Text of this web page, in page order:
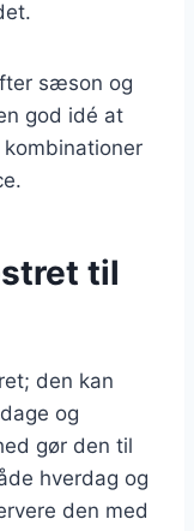
sæson og
god idé at
til
den kan
og
gør den til
hverdag og
den med